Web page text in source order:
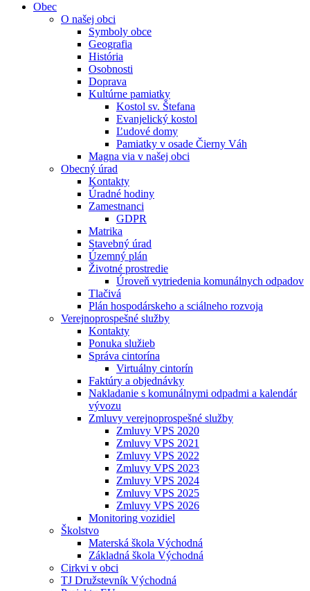
Obec
O našej obci
Symboly obce
Geografia
História
Osobnosti
Doprava
Kultúrne pamiatky
Kostol sv. Štefana
Evanjelický kostol
Ľudové domy
Pamiatky v osade Čierny Váh
Magna via v našej obci
Obecný úrad
Kontakty
Úradné hodiny
Zamestnanci
GDPR
Matrika
Stavebný úrad
Územný plán
Životné prostredie
Úroveň vytriedenia komunálnych odpadov
Tlačivá
Plán hospodárskeho a sciálneho rozvoja
Verejnoprospešné služby
Kontakty
Ponuka služieb
Správa cintorína
Virtuálny cintorín
Faktúry a objednávky
Nakladanie s komunálnymi odpadmi a kalendár
vývozu
Zmluvy verejnoprospešné služby
Zmluvy VPS 2020
Zmluvy VPS 2021
Zmluvy VPS 2022
Zmluvy VPS 2023
Zmluvy VPS 2024
Zmluvy VPS 2025
Zmluvy VPS 2026
Monitoring vozidiel
Školstvo
Materská škola Východná
Základná škola Východná
Cirkvi v obci
TJ Družstevník Východná